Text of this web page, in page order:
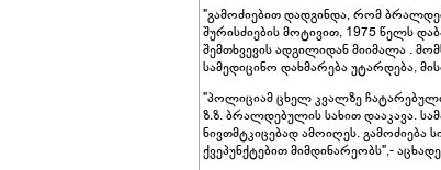
"გამოძიებით დადგინდა, რომ
შურისძიების მოტივით, 1975 წელს
შემთხვევის ადგილიდან მიიმალა .
სამედიცინო დახმარება უტარდება,
"პოლიციამ ცხელ კვალზე
ზ.ზ. ბრალდებულის სახით დააკავა.
ნივთმტკიცებად ამოიღეს. გამოძიება
ქვეპუნქტებით მიმდინარეობს",-